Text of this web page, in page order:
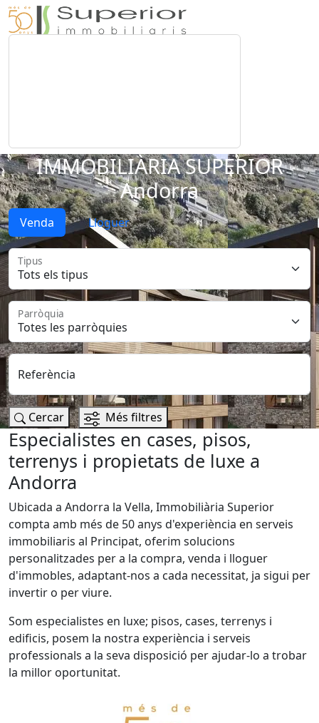
IMMOBILIÀRIA SUPERIOR
Andorra
Venda Lloguer
Tipus
Parròquia
Referència
Cercar Més filtres
Especialistes en cases, pisos,
terrenys i propietats de luxe a
Andorra
Ubicada a Andorra la Vella, Immobiliària Superior
compta amb més de 50 anys d'experiència en serveis
immobiliaris al Principat, oferim solucions
personalitzades per a la compra, venda i lloguer
d'immobles, adaptant-nos a cada necessitat, ja sigui per
invertir o per viure.
Som especialistes en luxe; pisos, cases, terrenys i
edificis, posem la nostra experiència i serveis
professionals a la seva disposició per ajudar-lo a trobar
la millor oportunitat.